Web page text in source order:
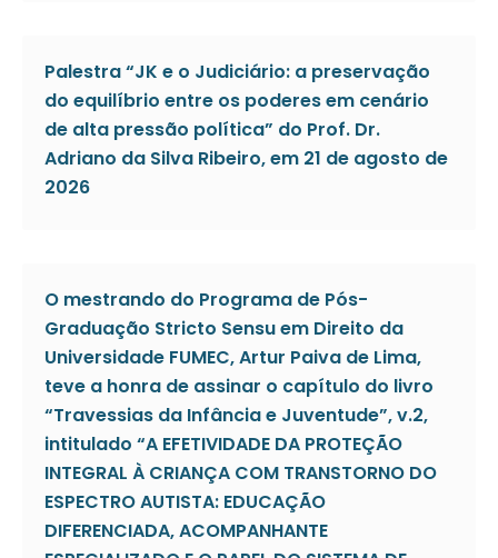
Palestra “JK e o Judiciário: a preservação
do equilíbrio entre os poderes em cenário
de alta pressão política” do Prof. Dr.
Adriano da Silva Ribeiro, em 21 de agosto de
2026
O mestrando do Programa de Pós-
Graduação Stricto Sensu em Direito da
Universidade FUMEC, Artur Paiva de Lima,
teve a honra de assinar o capítulo do livro
“Travessias da Infância e Juventude”, v.2,
intitulado “A EFETIVIDADE DA PROTEÇÃO
INTEGRAL À CRIANÇA COM TRANSTORNO DO
ESPECTRO AUTISTA: EDUCAÇÃO
DIFERENCIADA, ACOMPANHANTE